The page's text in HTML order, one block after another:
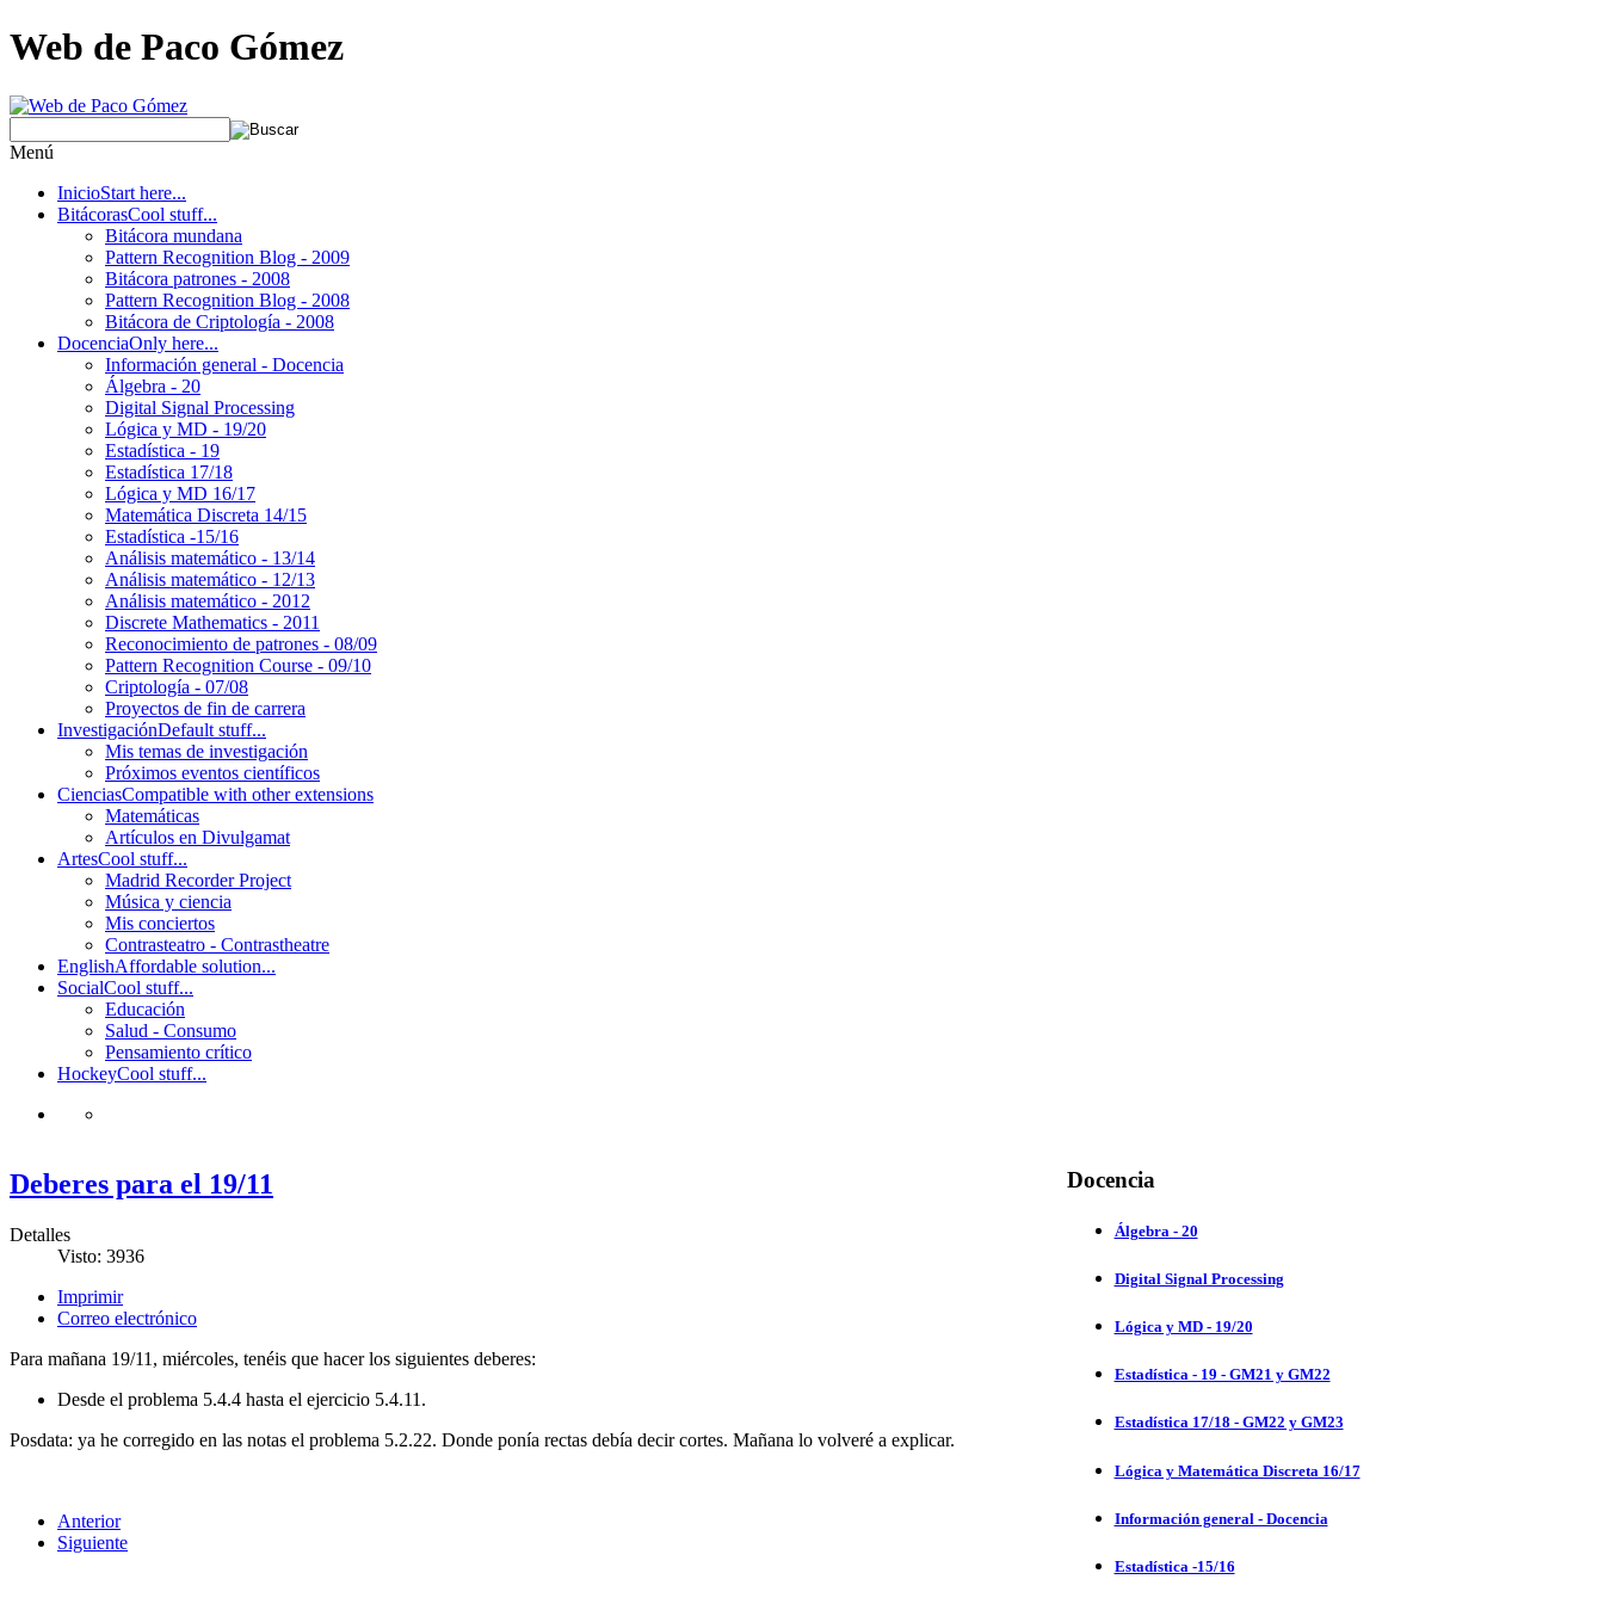
Web de Paco Gómez
Menú
InicioStart here...
BitácorasCool stuff...
Bitácora mundana
Pattern Recognition Blog - 2009
Bitácora patrones - 2008
Pattern Recognition Blog - 2008
Bitácora de Criptología - 2008
DocenciaOnly here...
Información general - Docencia
Álgebra - 20
Digital Signal Processing
Lógica y MD - 19/20
Estadística - 19
Estadística 17/18
Lógica y MD 16/17
Matemática Discreta 14/15
Estadística -15/16
Análisis matemático - 13/14
Análisis matemático - 12/13
Análisis matemático - 2012
Discrete Mathematics - 2011
Reconocimiento de patrones - 08/09
Pattern Recognition Course - 09/10
Criptología - 07/08
Proyectos de fin de carrera
InvestigaciónDefault stuff...
Mis temas de investigación
Próximos eventos científicos
CienciasCompatible with other extensions
Matemáticas
Artículos en Divulgamat
ArtesCool stuff...
Madrid Recorder Project
Música y ciencia
Mis conciertos
Contrasteatro - Contrastheatre
EnglishAffordable solution...
SocialCool stuff...
Educación
Salud - Consumo
Pensamiento crítico
HockeyCool stuff...
Deberes para el 19/11
Detalles
Visto: 3936
Imprimir
Correo electrónico
Para mañana 19/11, miércoles, tenéis que hacer los siguientes deberes:
Desde el problema 5.4.4 hasta el ejercicio 5.4.11.
Posdata: ya he corregido en las notas el problema 5.2.22. Donde ponía rectas debía decir cortes. Mañana lo volveré a explicar.
Anterior
Siguiente
Docencia
Álgebra - 20
Digital Signal Processing
Lógica y MD - 19/20
Estadística - 19 - GM21 y GM22
Estadística 17/18 - GM22 y GM23
Lógica y Matemática Discreta 16/17
Información general - Docencia
Estadística -15/16